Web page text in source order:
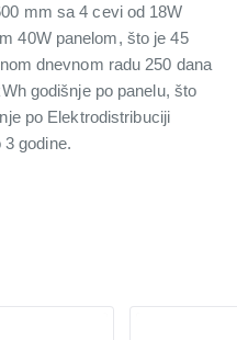
mm sa 4 cevi od 18W
40W panelom, što je 45
dnevnom radu 250 dana
godišnje po panelu, što
po Elektrodistribuciji
godine.